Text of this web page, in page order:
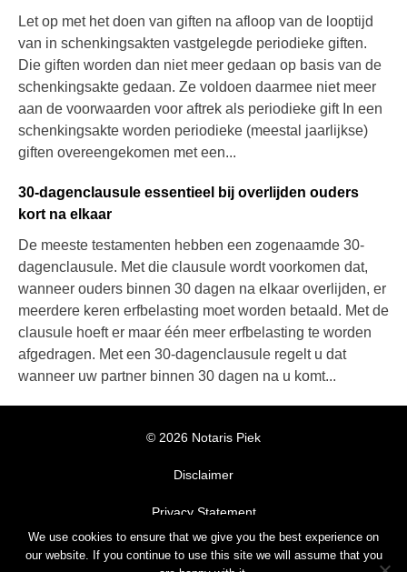
Let op met het doen van giften na afloop van de looptijd
van in schenkingsakten vastgelegde periodieke giften.
Die giften worden dan niet meer gedaan op basis van de
schenkingsakte gedaan. Ze voldoen daarmee niet meer
aan de voorwaarden voor aftrek als periodieke gift In een
schenkingsakte worden periodieke (meestal jaarlijkse)
giften overeengekomen met een...
30-dagenclausule essentieel bij overlijden ouders
kort na elkaar
De meeste testamenten hebben een zogenaamde 30-
dagenclausule. Met die clausule wordt voorkomen dat,
wanneer ouders binnen 30 dagen na elkaar overlijden, er
meerdere keren erfbelasting moet worden betaald. Met de
clausule hoeft er maar één meer erfbelasting te worden
afgedragen. Met een 30-dagenclausule regelt u dat
wanneer uw partner binnen 30 dagen na u komt...
© 2026 Notaris Piek
Disclaimer
Privacy Statement
Algemene Voorwaarden
We use cookies to ensure that we give you the best experience on
our website. If you continue to use this site we will assume that you